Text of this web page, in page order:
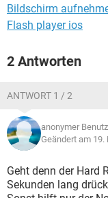
Bildschirm
Flash player ios
2 Antworten
ANTWORT 1 / 2
anonymer
Geändert am 19.
Geht denn der Hard
Sekunden lang